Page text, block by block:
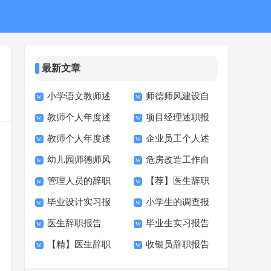
最新文章
小学语文教师述
职报告集锦15篇
师德师风建设自
检自查报告
教师个人年度述
职报告集锦15篇
项目经理述职报
告精选15篇
教师个人年度述
职报告(精选15篇)
企业员工个人述
职报告精选15篇
幼儿园师德师风
自查报告15篇
危房改造工作自
查报告
管理人员的辞职
报告(15篇)
【荐】医生辞职
报告
毕业设计实习报
告(精选15篇)
小学生的调查报
告(15篇)
医生辞职报告
【热门】
毕业生实习报告
(15篇)
【精】医生辞职 收银员辞职报告